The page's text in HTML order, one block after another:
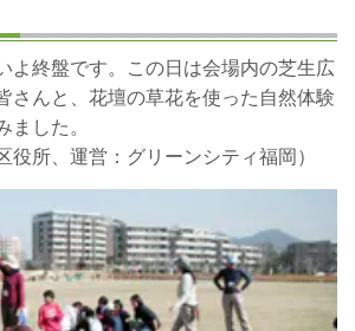
よ終盤です。この日は会場内の芝生広
さんと、花壇の草花を使った自然体験
ました。
役所、運営：グリーンシティ福岡）